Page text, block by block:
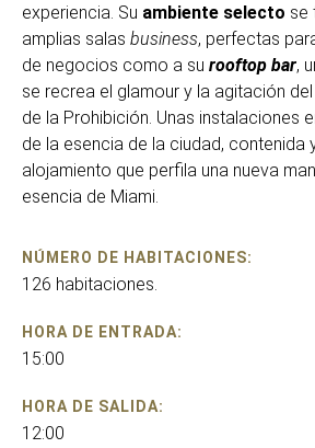
experiencia. Su ambiente selecto se
amplias salas business, perfectas
de negocios como a su rooftop bar,
se recrea el glamour y la agitación
de la Prohibición. Unas instalaciones
de la esencia de la ciudad, contenida
alojamiento que perfila una nueva
esencia de Miami.
NÚMERO DE HABITACIONES:
126 habitaciones.
HORA DE ENTRADA:
15:00
HORA DE SALIDA:
12:00